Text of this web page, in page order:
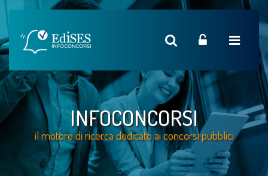
INFOCONCORSI
il motore di ricerca dedicato ai concorsi pubblici